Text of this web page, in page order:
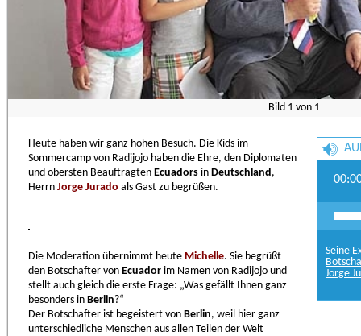
Bild 1 von 1
Seine
Jorge
Heute haben wir ganz hohen Besuch. Die Kids im
Sommercamp von Radijojo haben die Ehre, den Diplomaten
und obersten Beauftragten Ecuadors in Deutschland ,
Herrn Jorge Jurado als Gast zu begrüßen.
Die Moderation übernimmt heute Michelle. Sie begrüßt
den Botschafter von Ecuador im Namen von Radijojo und
stellt auch gleich die erste Frage: „Was gefällt Ihnen ganz
besonders in Berlin?“
Der Botschafter ist begeistert von Berlin, weil hier ganz
unterschiedliche Menschen aus allen Teilen der Welt